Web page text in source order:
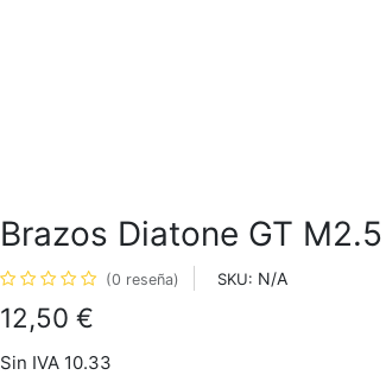
Brazos Diatone GT
(0 reseña) SKU: N/A
12,50 €
Sin IVA 10.33